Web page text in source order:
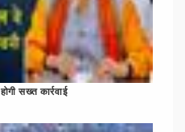
होगी सख्त कार्रवाई